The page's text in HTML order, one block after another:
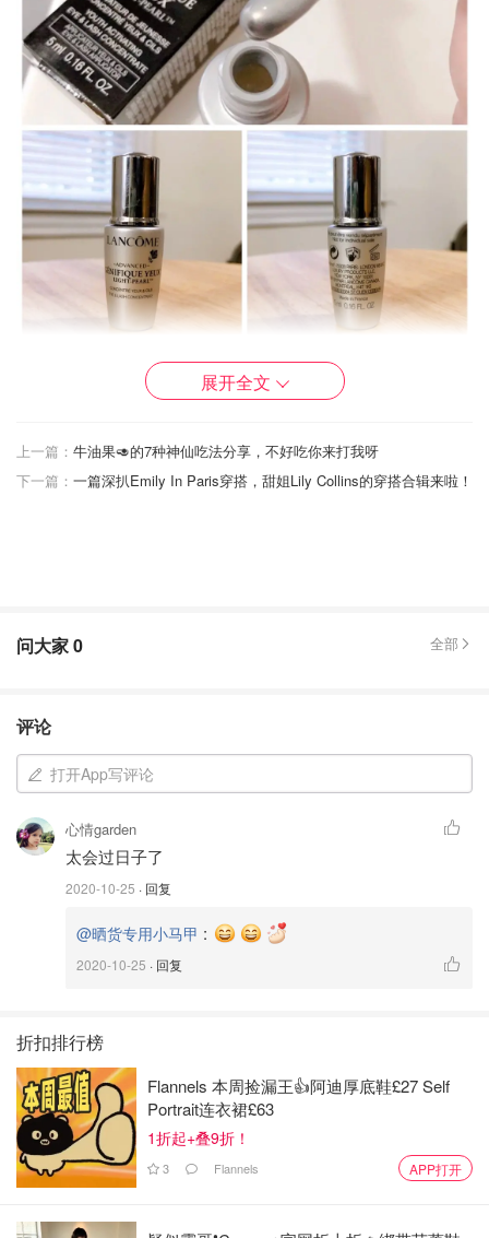
细纹没发现有什么变化，不过跟有的小伙伴说的一样，睫毛
购。
Dr. Dennis Gross焕肤棉片🌟🌟🌟💫
还有一点爽……
不过没看到明显的效果，痘痘第二天也没见消🤷🏻‍♀️，或许是
我没仔细照镜子🧐
总之有的话不介意用，但应该不会主动去买。
Elemis pro-collagen marine cream🌟🌟🌟🌟
展开全文
上一篇： 牛油果🥑的7种神仙吃法分享，不好吃你来打我呀
下一篇： 一篇深扒Emily In Paris穿搭，甜姐Lily Collins的穿搭合辑来啦！
问大家0 全部
评论
打开App写评论
心情garden
太会过日子了
2020-10-25 · 回复
@晒货专用小马甲 :
2020-10-25 · 回复
折扣排行榜
Flannels 本周捡漏王👍阿迪厚底鞋£27 Self
Portrait连衣裙£63
1折起+叠9折！
3 Flannels APP打开